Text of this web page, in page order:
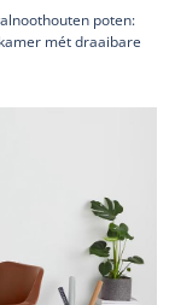
poten:
mét draaibare